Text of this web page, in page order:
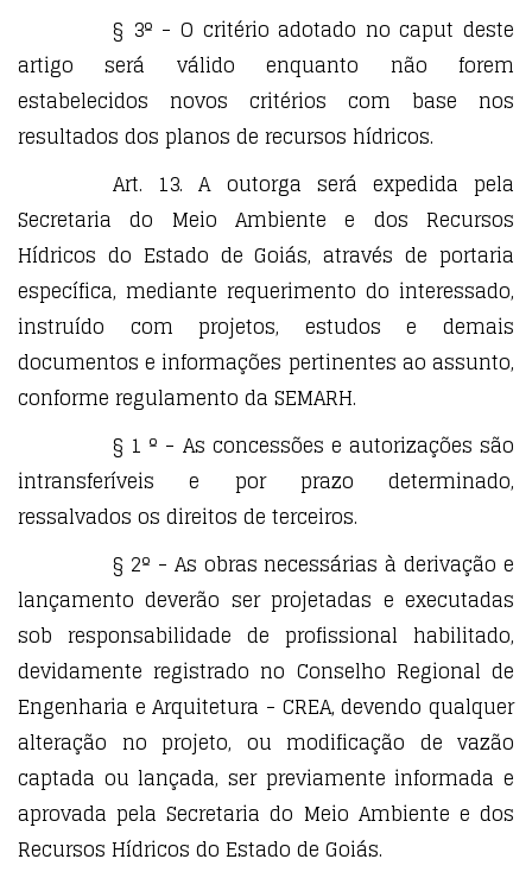
§ 3º - O critério adotado no caput deste
artigo será válido enquanto não forem
estabelecidos novos critérios com base nos
resultados dos planos de recursos hídricos.
Art. 13. A outorga será expedida pela
Secretaria do Meio Ambiente e dos Recursos
Hídricos do Estado de Goiás, através de portaria
específica, mediante requerimento do interessado,
instruído com projetos, estudos e demais
documentos e informações pertinentes ao assunto,
conforme regulamento da SEMARH.
§ 1 º - As concessões e autorizações são
intransferíveis e por prazo determinado,
ressalvados os direitos de terceiros.
§ 2º - As obras necessárias à derivação e
lançamento deverão ser projetadas e executadas
sob responsabilidade de profissional habilitado,
devidamente registrado no Conselho Regional de
Engenharia e Arquitetura - CREA, devendo qualquer
alteração no projeto, ou modificação de vazão
captada ou lançada, ser previamente informada e
aprovada pela Secretaria do Meio Ambiente e dos
Recursos Hídricos do Estado de Goiás.